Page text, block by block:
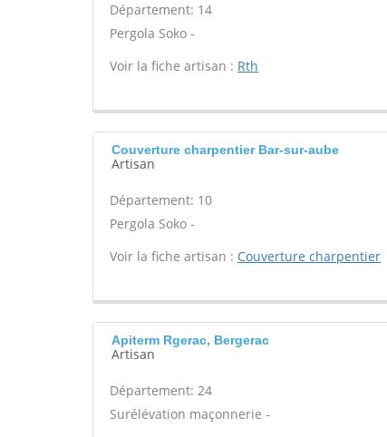
Département: 14
Pergola Soko -
Voir la fiche artisan : Rth
Couverture charpentier Bar-sur-aube
Artisan
Département: 10
Pergola Soko -
Voir la fiche artisan : Couverture charpentier
Apiterm Rgerac, Bergerac
Artisan
Département: 24
Surélévation maçonnerie -